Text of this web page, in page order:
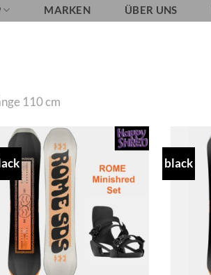
MARKEN ÜBER UNS
110 cm
Add to
wishlist
black